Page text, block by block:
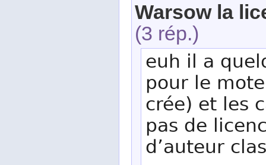
Warsow la
(3 rép.)
euh il a
pour le
crée) et les
pas de
d’auteur